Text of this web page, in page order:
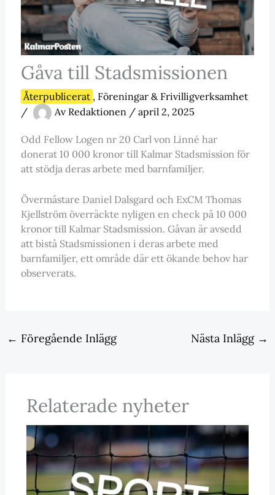
Gåva till Stadsmissionen
Återpublicerat , Föreningar & Frivilligverksamhet
/
Av Redaktionen / april 2, 2025
Odd Fellow Logen nr 20 Carl von Linné har
donerat 10 000 kronor till Kalmar Stadsmission för
att stödja deras arbete med barnfamiljer.
Övermåstare Daniel Dalsgard och ExCM Thomas
Kjellström överräckte nyligen en check på 10 000
kronor till Kalmar Stadsmission. Gåvan är avsedd
att bistå Stadsmissionen i deras arbete med
barnfamiljer, ett område där ett ökande behov har
observerats.
← Föregående Inlägg Nästa Inlägg →
Relaterade nyheter